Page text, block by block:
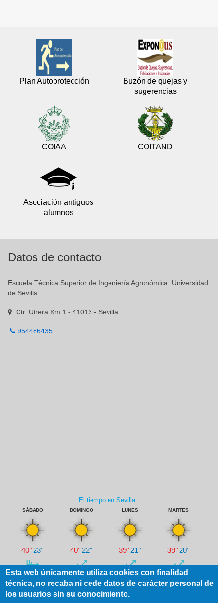
Plan Autoprotección
Buzón de quejas y
sugerencias
COIAA COITAND
Asociación antiguos
alumnos
Datos de contacto
Escuela Técnica Superior de Ingeniería Agronómica. Universidad
de Sevilla
Ctr. Utrera Km 1 - 41013 - Sevilla
954486435
Esta web únicamente utiliza cookies con finalidad
técnica, no recaba ni cede datos de carácter personal de
los usuarios sin su conocimiento.